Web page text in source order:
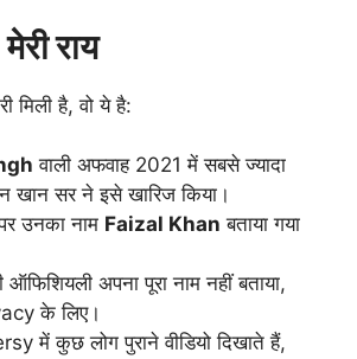
राय
मिली है, वो ये है:
वाली अफवाह 2021 में सबसे ज्यादा
खान सर ने इसे खारिज किया।
उनका नाम Faizal Khan बताया गया
ऑफिशियली अपना पूरा नाम नहीं बताया,
के लिए।
में कुछ लोग पुराने वीडियो दिखाते हैं,